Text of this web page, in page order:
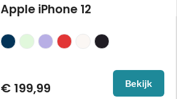
Apple iPhone 12
€ 199,99 Bekijk